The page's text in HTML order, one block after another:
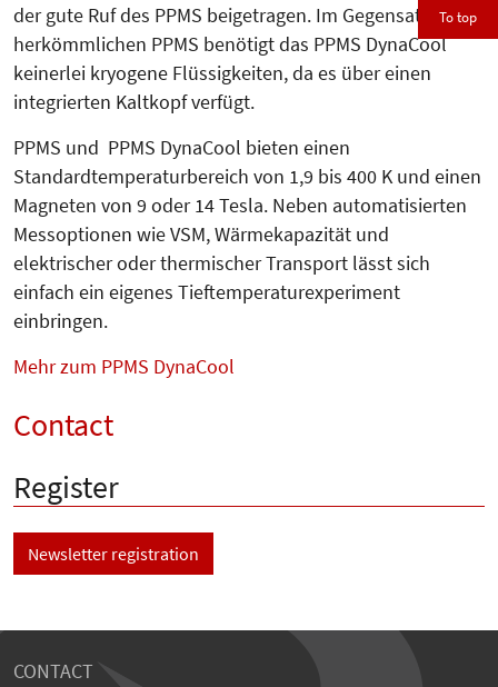
der gute Ruf des PPMS beigetragen. Im Gegensatz zum
herkömmlichen PPMS benötigt das PPMS DynaCool
keinerlei kryogene Flüssigkeiten, da es über einen
integrierten Kaltkopf verfügt.
PPMS und PPMS DynaCool bieten einen
Standardtemperaturbereich von 1,9 bis 400 K und einen
Magneten von 9 oder 14 Tesla. Neben automatisierten
Messoptionen wie VSM, Wärmekapazität und
elektrischer oder thermischer Transport lässt sich
einfach ein eigenes Tief­temperaturexperiment
einbringen.
Mehr zum PPMS DynaCool
Contact
Register
Newsletter registration
CONTACT
To top